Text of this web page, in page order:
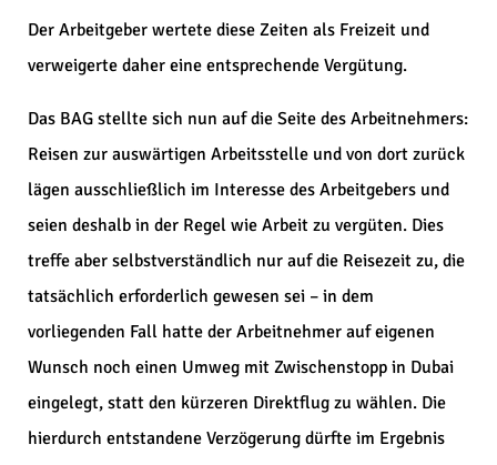
Der Arbeitgeber wertete diese Zeiten als Freizeit und
verweigerte daher eine entsprechende Vergütung.
Das BAG stellte sich nun auf die Seite des Arbeitnehmers:
Reisen zur auswärtigen Arbeitsstelle und von dort zurück
lägen ausschließlich im Interesse des Arbeitgebers und
seien deshalb in der Regel wie Arbeit zu vergüten. Dies
treffe aber selbstverständlich nur auf die Reisezeit zu, die
tatsächlich erforderlich gewesen sei – in dem
vorliegenden Fall hatte der Arbeitnehmer auf eigenen
Wunsch noch einen Umweg mit Zwischenstopp in Dubai
eingelegt, statt den kürzeren Direktflug zu wählen. Die
hierdurch entstandene Verzögerung dürfte im Ergebnis